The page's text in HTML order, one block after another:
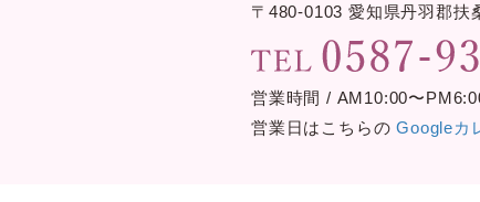
〒480-0103愛知県丹羽郡扶
営業時間 / AM10:00〜
営業日はこちらのGoogleカ